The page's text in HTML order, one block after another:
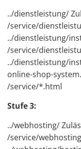
../dienstleistung/
/service/
../dienstleistung/
/service/
../dienstleistung/
online-shop-
/service/*.html
Stufe 3:
../webhosting/
/service/